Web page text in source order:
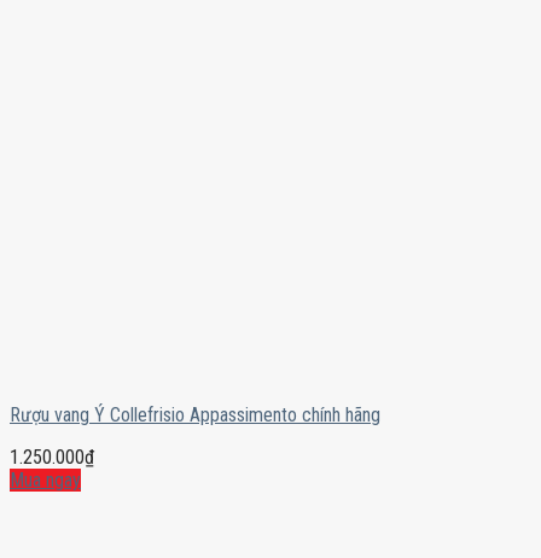
Rượu vang Ý Collefrisio Appassimento chính hãng
1.250.000₫
Mua ngay